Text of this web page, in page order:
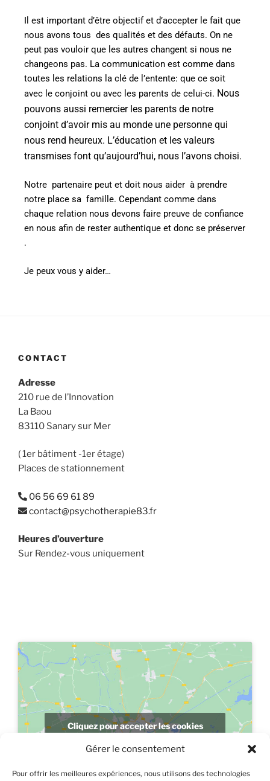
Gérer le consentement
Pour offrir les meilleures expériences, nous utilisons des technologies
Il est important d’être objectif et d’accepter le fait que
nous avons tous des qualités et des défauts. On ne
peut pas vouloir que les autres changent si nous ne
changeons pas. La communication est comme dans
toutes les relations la clé de l’entente: que ce soit
avec le conjoint ou avec les parents de celui-ci. Nous
pouvons aussi remercier les parents de notre
conjoint d’avoir mis au monde une personne qui
nous rend heureux. L’éducation et les valeurs
transmises font qu’aujourd’hui, nous l’avons choisi.
Notre partenaire peut et doit nous aider à prendre
notre place sa famille. Cependant comme dans
chaque relation nous devons faire preuve de confiance
en nous afin de rester authentique et donc se préserver
.
Je peux vous y aider…
CONTACT
Adresse
210 rue de l’Innovation
La Baou
83110 Sanary sur Mer
( 1er bâtiment -1er étage)
Places de stationnement
06 56 69 61 89
contact@psychotherapie83.fr
Heures d’ouverture
Sur Rendez-vous uniquement
Cliquez pour accepter les cookies